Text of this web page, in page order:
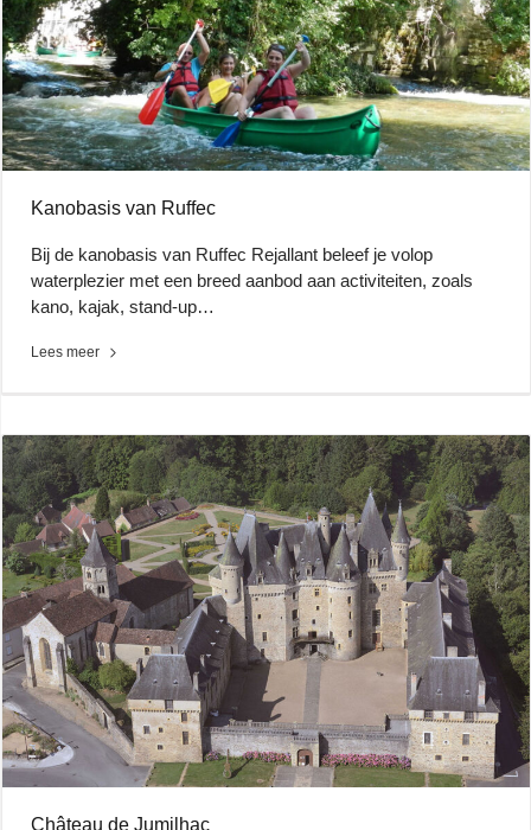
Kanobasis van Ruffec
Bij de kanobasis van Ruffec Rejallant beleef je volop
waterplezier met een breed aanbod aan activiteiten, zoals
kano, kajak, stand-up…
Lees meer
Château de Jumilhac